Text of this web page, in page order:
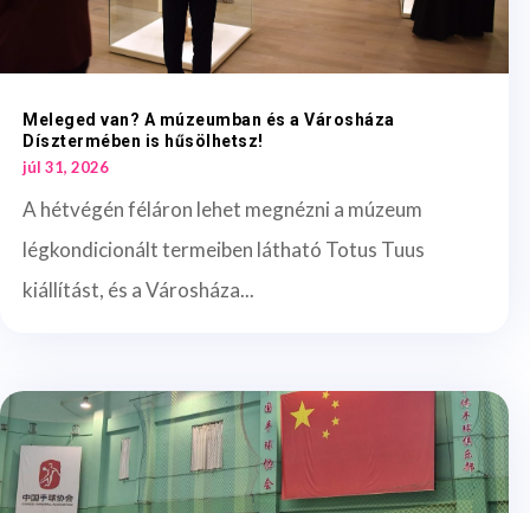
Meleged van? A múzeumban és a Városháza
Dísztermében is hűsölhetsz!
júl 31, 2026
A hétvégén féláron lehet megnézni a múzeum
légkondicionált termeiben látható Totus Tuus
kiállítást, és a Városháza...